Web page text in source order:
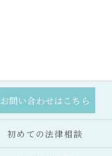
お問い合わせはこちら
初めての法律相談